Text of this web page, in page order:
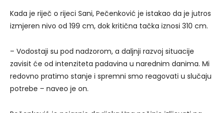
Kada je riječ o rijeci Sani, Pečenković je istakao da je jutros
izmjeren nivo od 199 cm, dok kritična tačka iznosi 310 cm.
– Vodostaji su pod nadzorom, a daljnji razvoj situacije
zavisit će od intenziteta padavina u narednim danima. Mi
redovno pratimo stanje i spremni smo reagovati u slučaju
potrebe – naveo je on.